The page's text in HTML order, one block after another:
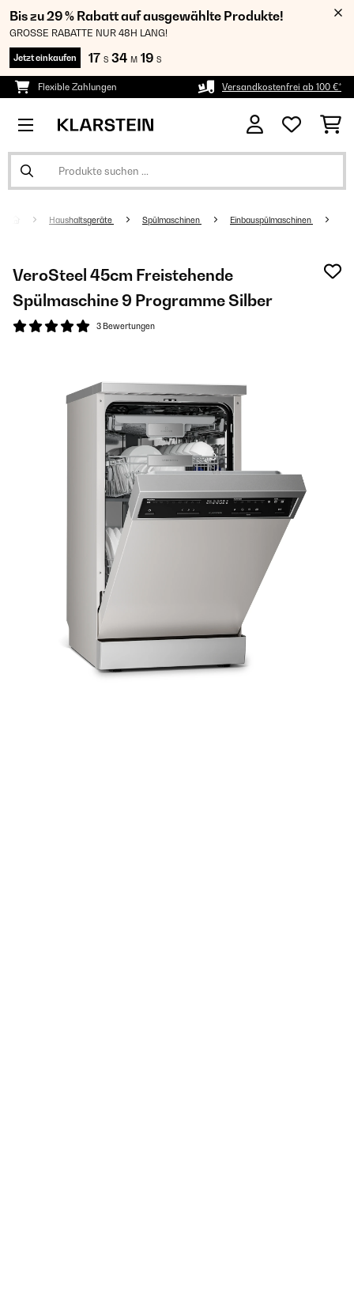
Bis zu 29 % Rabatt auf ausgewählte Produkte!
GROSSE RABATTE NUR 48H LANG!
Jetzt einkaufen 17 S 34 M 19 S
Flexible Zahlungen Versandkostenfrei ab 100 €*
Haushaltsgeräte Spülmaschinen Einbauspülmaschinen
VeroSteel 45cm Freistehende
Spülmaschine 9 Programme Silber
3 Bewertungen